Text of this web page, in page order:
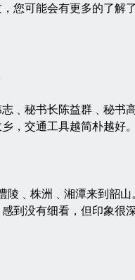
您可能会有更多的了解了
秘书长陈益群﹑秘书
，交通工具越简朴越好。
﹑株洲﹑湘潭来到韶山
到没有细看，但印象很